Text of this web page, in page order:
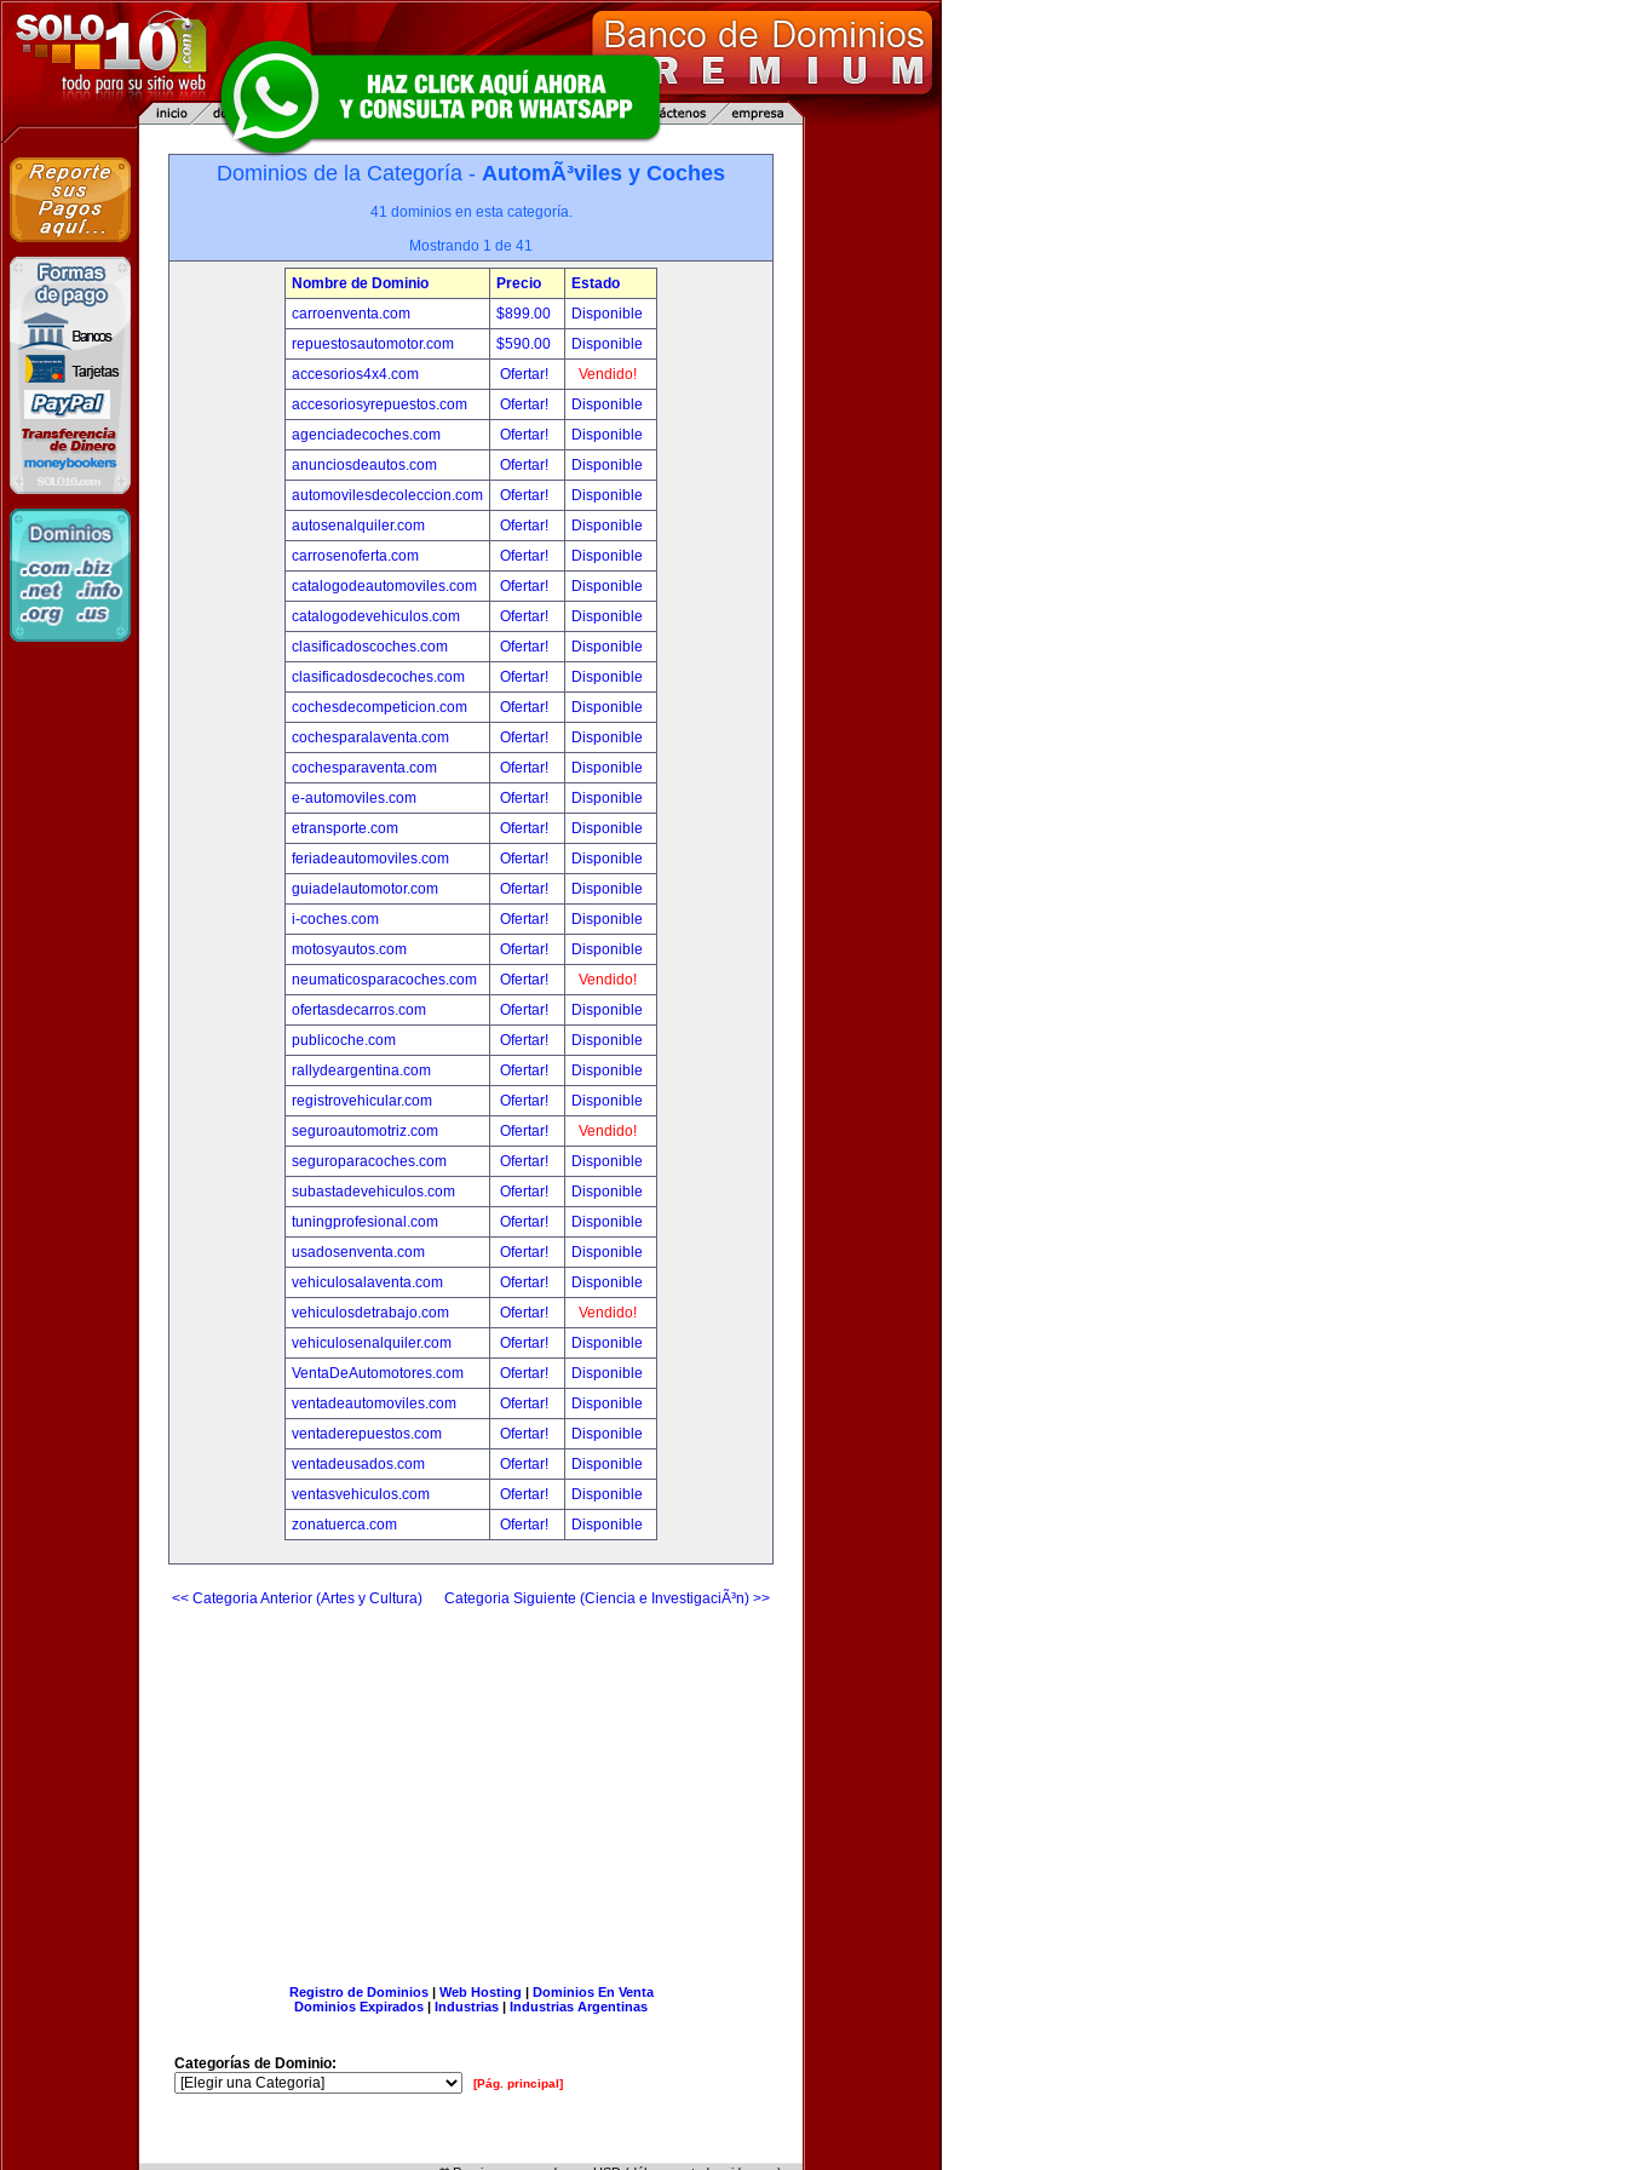
Dominios de la Categoría - AutomÃ³viles y Coches
41 dominios en esta categoría.
Mostrando 1 de 41
Nombre de Dominio Precio
Estado
carroenventa.com
$899.00
Disponible
repuestosautomotor.com
$590.00
Disponible
accesorios4x4.com
Ofertar!
Vendido!
accesoriosyrepuestos.com
Ofertar!
Disponible
agenciadecoches.com
Ofertar!
Disponible
anunciosdeautos.com
Ofertar!
Disponible
automovilesdecoleccion.com
Ofertar!
Disponible
autosenalquiler.com
Ofertar!
Disponible
carrosenoferta.com
Ofertar!
Disponible
catalogodeautomoviles.com
Ofertar!
Disponible
catalogodevehiculos.com
Ofertar!
Disponible
clasificadoscoches.com
Ofertar!
Disponible
clasificadosdecoches.com
Ofertar!
Disponible
cochesdecompeticion.com
Ofertar!
Disponible
cochesparalaventa.com
Ofertar!
Disponible
cochesparaventa.com
Ofertar!
Disponible
e-automoviles.com
Ofertar!
Disponible
etransporte.com
Ofertar!
Disponible
feriadeautomoviles.com
Ofertar!
Disponible
guiadelautomotor.com
Ofertar!
Disponible
i-coches.com
Ofertar!
Disponible
motosyautos.com
Ofertar!
Disponible
neumaticosparacoches.com
Ofertar!
Vendido!
ofertasdecarros.com
Ofertar!
Disponible
publicoche.com
Ofertar!
Disponible
rallydeargentina.com
Ofertar!
Disponible
registrovehicular.com
Ofertar!
Disponible
seguroautomotriz.com
Ofertar!
Vendido!
seguroparacoches.com
Ofertar!
Disponible
subastadevehiculos.com
Ofertar!
Disponible
tuningprofesional.com
Ofertar!
Disponible
usadosenventa.com
Ofertar!
Disponible
vehiculosalaventa.com
Ofertar!
Disponible
vehiculosdetrabajo.com
Ofertar!
Vendido!
vehiculosenalquiler.com
Ofertar!
Disponible
VentaDeAutomotores.com
Ofertar!
Disponible
ventadeautomoviles.com
Ofertar!
Disponible
ventaderepuestos.com
Ofertar!
Disponible
ventadeusados.com
Ofertar!
Disponible
ventasvehiculos.com
Ofertar!
Disponible
zonatuerca.com
Ofertar! Disponible
<< Categoria Anterior (Artes y Cultura) Categoria Siguiente (Ciencia e InvestigaciÃ³n) >>
Registro de Dominios| Web Hosting | Dominios En Venta
Dominios Expirados | Industrias | Industrias Argentinas
Categorías de Dominio:
[Pág. principal]